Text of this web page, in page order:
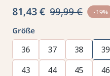
81,43 € 99,99 € -19%
Größe
36 37 38 39
43
44 45 46